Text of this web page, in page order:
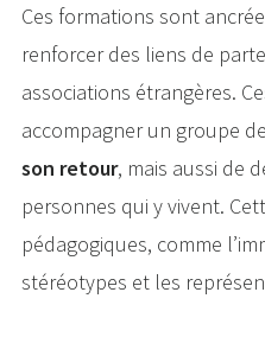
Ces formations sont
renforcer des liens de
associations étrangères.
accompagner un groupe
son retour, mais aussi de
personnes qui y vivent.
pédagogiques, comme
stéréotypes et les